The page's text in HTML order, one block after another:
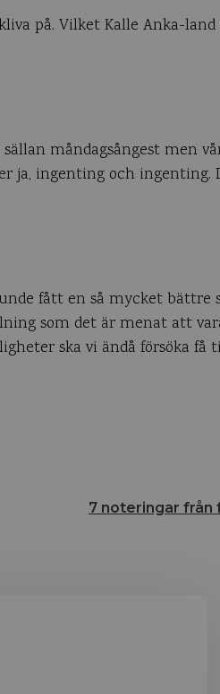
på. Vilket Kalle Anka-
måndagsångest men
ja, ingenting och
fått en så mycket
som det är menat att
ska vi ändå försöka få
7 noteringar från